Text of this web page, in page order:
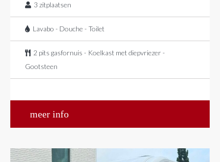
3 zitplaatsen
Lavabo - Douche - Toilet
2 pits gasfornuis - Koelkast met diepvriezer -
Gootsteen
meer info